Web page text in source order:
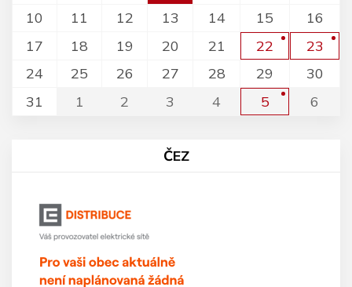
10
11 12 13 14 15
16
17
18 19 20 21 22
23
24
25 26 27 28 29
30
31
1 2 3 4 5 6
ČEZ